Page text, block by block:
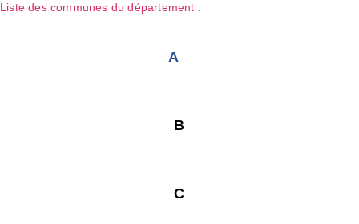
Liste des communes du département :
A
B
C